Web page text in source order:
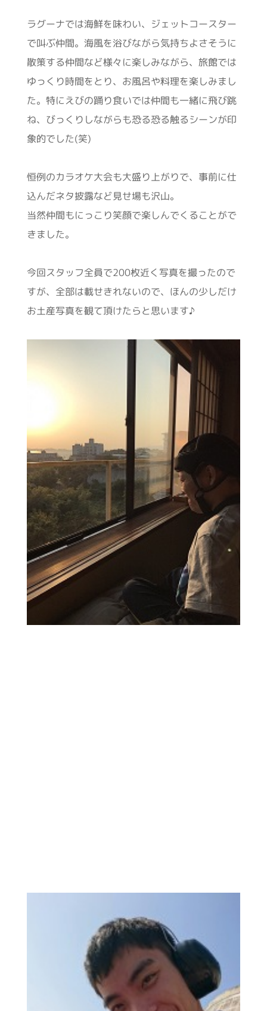
ラグーナでは海鮮を味わい、ジェットコースター
で叫ぶ仲間。海風を浴びながら気持ちよさそうに
散策する仲間など様々に楽しみながら、旅館では
ゆっくり時間をとり、お風呂や料理を楽しみまし
た。特にえびの踊り食いでは仲間も一緒に飛び跳
ね、びっくりしながらも恐る恐る触るシーンが印
象的でした(笑)
恒例のカラオケ大会も大盛り上がりで、事前に仕
込んだネタ披露など見せ場も沢山。
当然仲間もにっこり笑顔で楽しんでくることがで
きました。
今回スタッフ全員で200枚近く写真を撮ったので
すが、全部は載せきれないので、ほんの少しだけ
お土産写真を観て頂けたらと思います♪